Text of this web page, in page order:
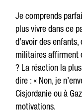
Je comprends
plus vivre dans ce
d’avoir des
militaires affirment
? La réaction la
dire : « Non, je
Cisjordanie ou à
motivations.